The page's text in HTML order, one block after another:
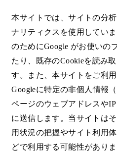
本サイトでは、サイトの分
ナリティクスを使用してい
のためにGoogle がお使いの
たり、既存のCookieを読み
す。また、本サイトをご利
Googleに特定の非個人情報
ページのウェブアドレスや
に送信します。当サイトは
用状況の把握やサイト利用
どで利用する可能性があり